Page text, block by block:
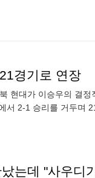
경기로 연장
현대가 이승우의 결
2-1 승리를 거두며